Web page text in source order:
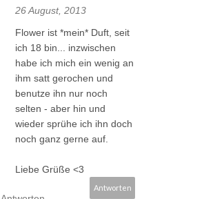
26 August, 2013
Flower ist *mein* Duft, seit
ich 18 bin... inzwischen
habe ich mich ein wenig an
ihm satt gerochen und
benutze ihn nur noch
selten - aber hin und
wieder sprühe ich ihn doch
noch ganz gerne auf.
Liebe Grüße <3
Antworten